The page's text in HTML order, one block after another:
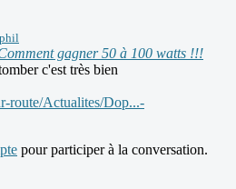
phil
gagner 50 à 100 watts !!!
c'est très bien
route/Actualites/Dop...-
pour participer à la conversation.